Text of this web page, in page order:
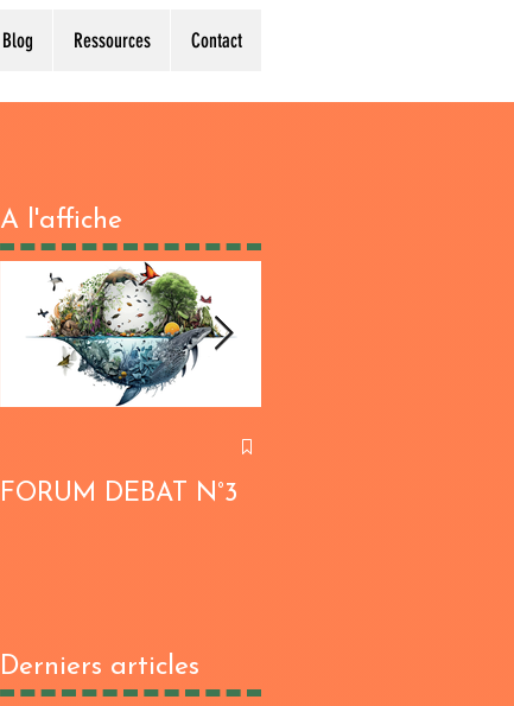
Blog Ressources Contact
A l'affiche
FORUM DÉBAT N°3
Derniers articles